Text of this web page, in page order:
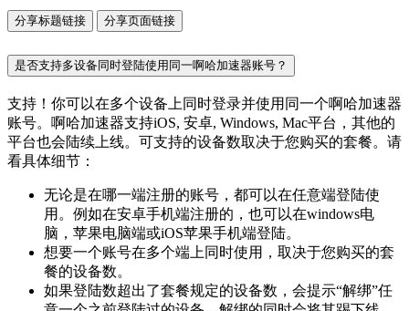
分享标题链接 分享页面链接
是否支持多设备同时登陆使用同一啊哈加速器账号？
支持！你可以在多个设备上同时登录并使用同一个啊哈加速器
账号。啊哈加速器支持iOS, 安卓, Windows, Mac平台，其他的
平台也会陆续上线。可支持的设备数取决于您购买的套餐。请
看具体细节：
无论是在哪一端注册的账号，都可以在任意端登陆使
用。例如在安卓手机端注册的，也可以在windows电
脑，苹果电脑端或iOS苹果手机端登陆。
想要一个账号在多个端上同时使用，取决于您购买的套
餐的设备数。
如果登陆数超出了套餐规定的设备数，会提示“解绑”任